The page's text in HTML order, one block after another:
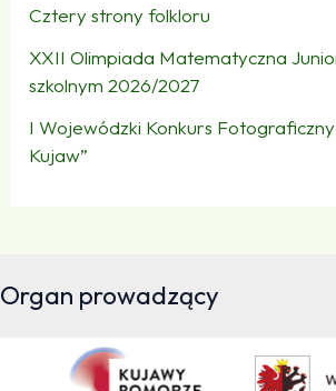
Cztery strony folkloru
XXII Olimpiada Matematyczna
szkolnym 2026/2027
I Wojewódzki Konkurs Fotograficzny
Kujaw”
Organ prowadzący